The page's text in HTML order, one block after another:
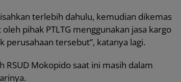
terlebih dahulu, kemudian dikemas
pihak PTLTG menggunakan jasa kargo
tersebut”, katanya lagi.
Mokopido saat ini masih dalam